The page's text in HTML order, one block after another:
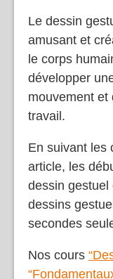
Le dessin
amusant et
le corps
développer
mouvement et
travail.
En suivant les
article, les
dessin gestuel
dessins
secondes
Nos cours